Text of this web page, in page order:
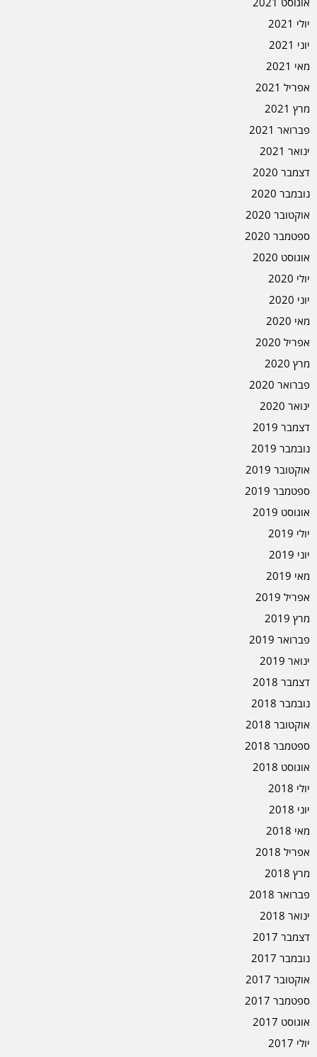
יולי 2021
יוני 2021
מאי 2021
אפריל 2021
מרץ 2021
פברואר 2021
ינואר 2021
דצמבר 2020
נובמבר 2020
אוקטובר 2020
ספטמבר 2020
אוגוסט 2020
יולי 2020
יוני 2020
מאי 2020
אפריל 2020
מרץ 2020
פברואר 2020
ינואר 2020
דצמבר 2019
נובמבר 2019
אוקטובר 2019
ספטמבר 2019
אוגוסט 2019
יולי 2019
יוני 2019
מאי 2019
אפריל 2019
מרץ 2019
פברואר 2019
ינואר 2019
דצמבר 2018
נובמבר 2018
אוקטובר 2018
ספטמבר 2018
אוגוסט 2018
יולי 2018
יוני 2018
מאי 2018
אפריל 2018
מרץ 2018
פברואר 2018
ינואר 2018
דצמבר 2017
נובמבר 2017
אוקטובר 2017
ספטמבר 2017
אוגוסט 2017
יולי 2017